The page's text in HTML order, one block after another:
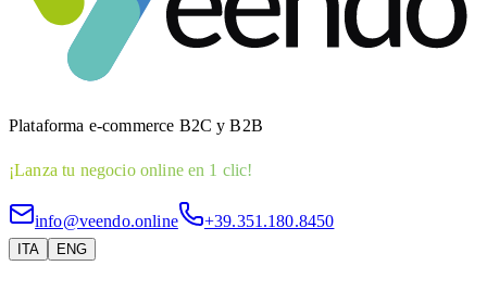
Plataforma e-commerce B2C y B2B
¡Lanza tu negocio online en 1 clic!
info@veendo.online +39.351.180.8450
ITA ENG